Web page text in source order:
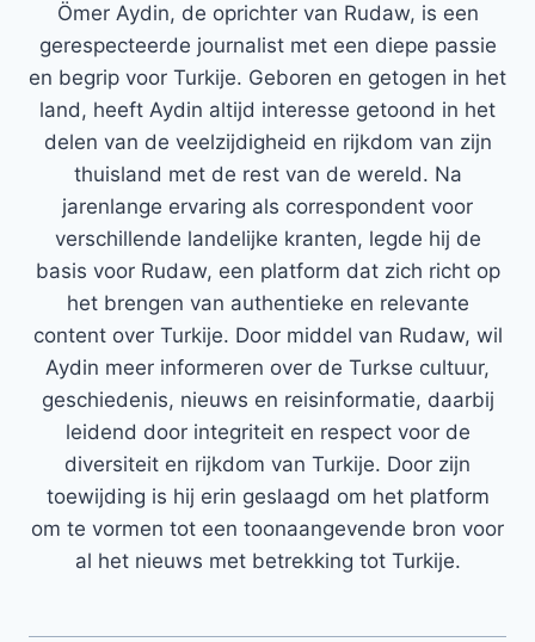
Ömer Aydin, de oprichter van Rudaw, is een
gerespecteerde journalist met een diepe passie
en begrip voor Turkije. Geboren en getogen in het
land, heeft Aydin altijd interesse getoond in het
delen van de veelzijdigheid en rijkdom van zijn
thuisland met de rest van de wereld. Na
jarenlange ervaring als correspondent voor
verschillende landelijke kranten, legde hij de
basis voor Rudaw, een platform dat zich richt op
het brengen van authentieke en relevante
content over Turkije. Door middel van Rudaw, wil
Aydin meer informeren over de Turkse cultuur,
geschiedenis, nieuws en reisinformatie, daarbij
leidend door integriteit en respect voor de
diversiteit en rijkdom van Turkije. Door zijn
toewijding is hij erin geslaagd om het platform
om te vormen tot een toonaangevende bron voor
al het nieuws met betrekking tot Turkije.